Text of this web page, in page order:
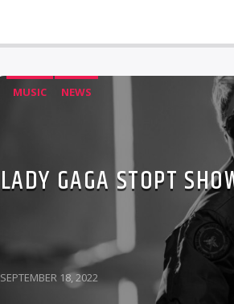
MUSIC NEWS
LADY GAGA STOPT
SEPTEMBER 18, 2022